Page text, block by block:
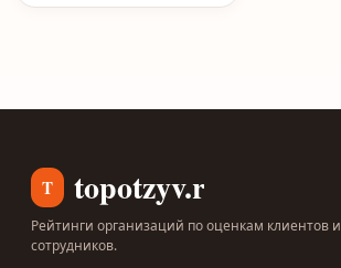
T topotzyv.ru
Рейтинги организаций по оценкам клиентов и
сотрудников.